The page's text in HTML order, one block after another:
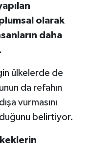
olarak
daha
ülkelerde de
da refahın
vurmasını
belirtiyor.